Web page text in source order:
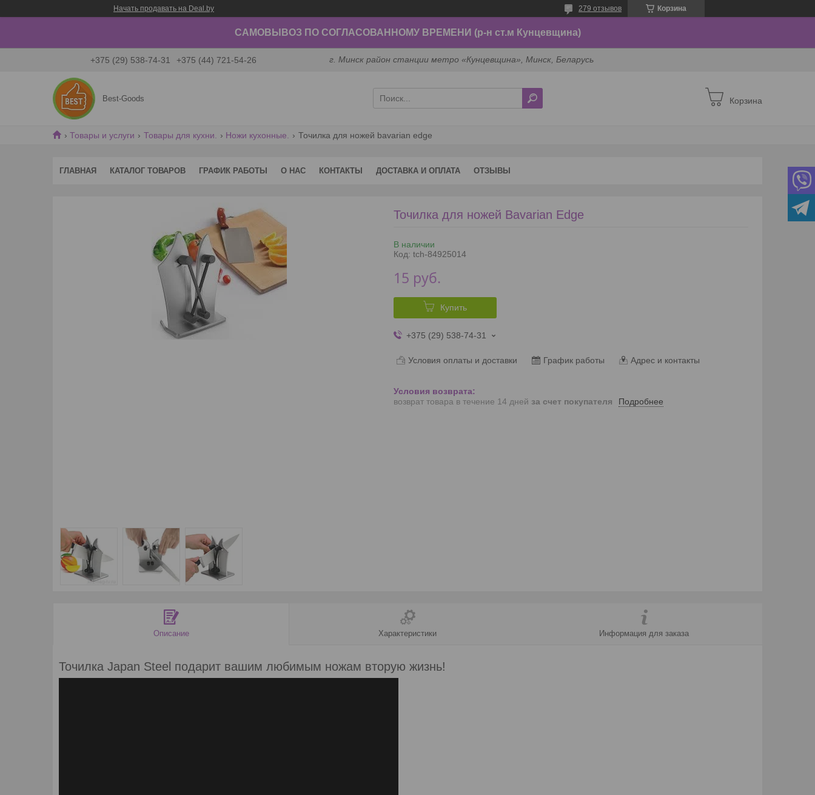
Начать продавать на Deal.by Корзина
279 отзывов
САМОВЫВОЗ ПО СОГЛАСОВАННОМУ ВРЕМЕНИ (р-н ст.м Кунцевщина)
+375 (29) 538-74-31 +375 (44) 721-54-26 г. Минск район станции метро «Кунцевщина», Минск, Беларусь
Best-Goods Корзина
Товары и услуги Товары для кухни. Ножи кухонные. Точилка для ножей bavarian edge
ГЛАВНАЯ КАТАЛОГ ТОВАРОВ ГРАФИК РАБОТЫ О НАС КОНТАКТЫ ДОСТАВКА И ОПЛАТА ОТЗЫВЫ
Точилка для ножей Bavarian Edge
В наличии
Код: tch-84925014
15 руб.
Купить
+375 (29) 538-74-31
Условия оплаты и доставки График работы Адрес и контакты
возврат товара в течение 14 дней за счет покупателя Подробнее
Описание Характеристики Информация для заказа
Точилка Japan Steel подарит вашим любимым ножам вторую жизнь!